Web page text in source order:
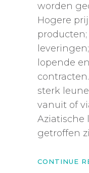
worden
Hogere
lopende
sterk
vanuit of
Aziatische
getroffen
CONTINUE